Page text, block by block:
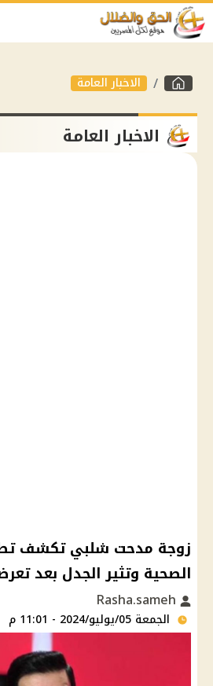
الاخبار العامة
الاخبار العامة
زوجة مدحت شلبي تكشف
الصحية وتثير الجدل بعد
الجمعة 05/يوليو/2024 - 11:01 م